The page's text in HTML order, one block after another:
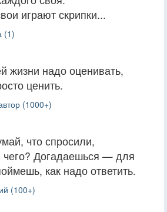
играют скрипки...
(1)
жизни надо оценивать,
ценить.
(1000+)
что спросили,
Догадаешься — для
как надо ответить.
(100+)